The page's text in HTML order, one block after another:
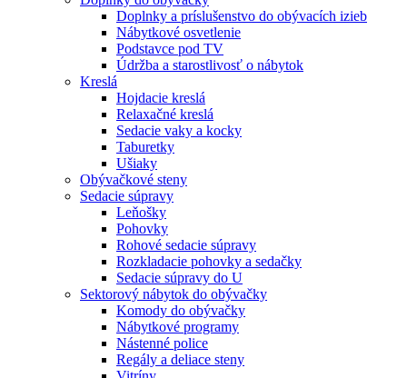
Doplnky a príslušenstvo do obývacích izieb
Nábytkové osvetlenie
Podstavce pod TV
Údržba a starostlivosť o nábytok
Kreslá
Hojdacie kreslá
Relaxačné kreslá
Sedacie vaky a kocky
Taburetky
Ušiaky
Obývačkové steny
Sedacie súpravy
Leňošky
Pohovky
Rohové sedacie súpravy
Rozkladacie pohovky a sedačky
Sedacie súpravy do U
Sektorový nábytok do obývačky
Komody do obývačky
Nábytkové programy
Nástenné police
Regály a deliace steny